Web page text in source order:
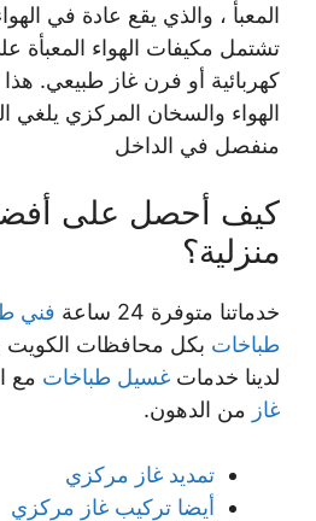
المعبأ ، والذي يقع عادة في
تشتمل مكيفات الهواء
كهربائية أو فرن غاز طبيعي.
الهواء والسخان المركزي يلغي
منفصل في الداخل
كيف أحصل على
منزلية؟
خدماتنا متوفرة 24 ساعة فني
طباخات بكل محافظات الكويت
لدينا خدمات غسيل طباخات مع
غاز من الدهون.
تمديد غاز مركزي
أيضا تركيب غاز مركزي